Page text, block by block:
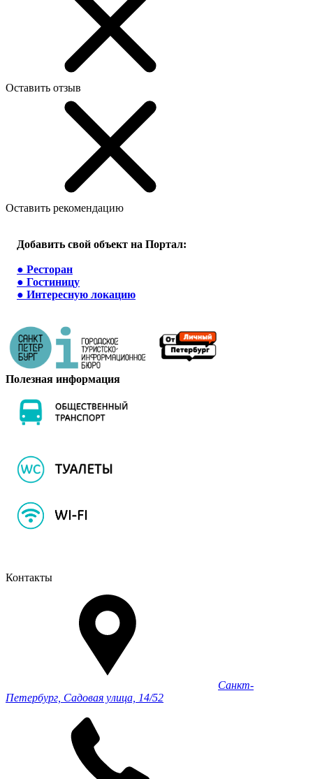
Оставить отзыв
Оставить рекомендацию
Добавить свой объект на Портал:
● Ресторан
● Гостиницу
● Интересную локацию
Полезная информация
Контакты
Санкт-
Петербург, Садовая улица, 14/52